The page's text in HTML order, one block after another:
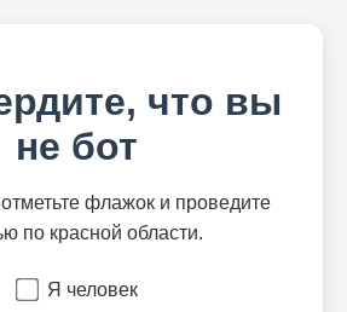
что вы
не бот
флажок и проведите
по красной области.
Я человек